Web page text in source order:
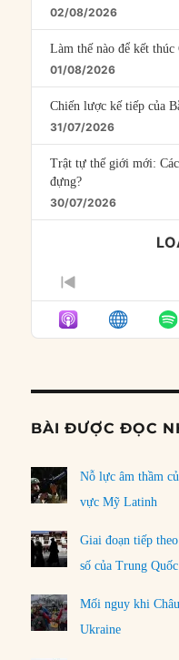
02/08/2026
Làm thế nào để kết
01/08/2026
Chiến lược kế tiếp của
31/07/2026
Trật tự thế giới mới:
đựng?
30/07/2026
PREVIOUS
EPISODE
BÀI ĐƯỢC ĐỌC
Nỗ lực âm thầm
vực Mỹ Latinh
Giai đoạn tiếp
số của Trung Quốc
Mối nguy khi
Ukraine